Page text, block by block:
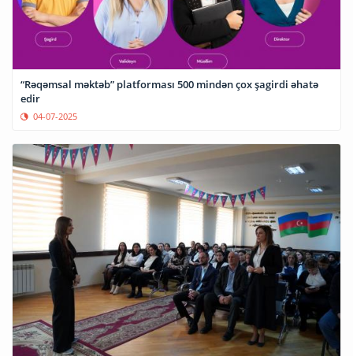
“Rəqəmsal məktəb” platforması 500 mindən çox şagirdi əhatə
edir
04-07-2025